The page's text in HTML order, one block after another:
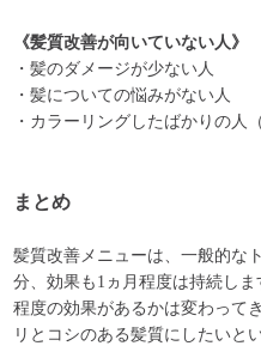
《髪質改善が向いていない人》
・髪のダメージが少ない人
・髪についての悩みがない人
・カラーリングしたばかりの人
まとめ
髪質改善メニューは、一般的な
分、効果も1ヵ月程度は持続し
程度の効果があるかは変わって
リとコシのある髪質にしたいと